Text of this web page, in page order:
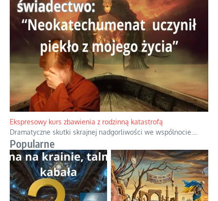
Ekspresowy kurs zbawienia z rodzinną katastrofą
Dramatyczne skutki skrajnej nadgorliwości we wspólnocie.
Popularne